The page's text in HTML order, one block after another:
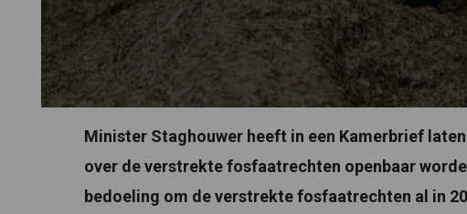
Minister Staghouwer heeft in een Kamerbrief
over de verstrekte fosfaatrechten openbaar
bedoeling om de verstrekte fosfaatrechten al in